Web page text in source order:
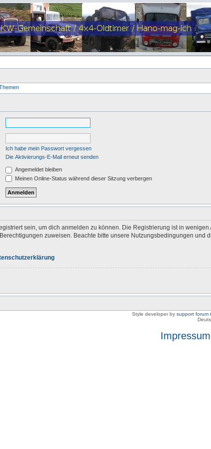
Ich habe mein Passwort vergessen
Die Aktivierungs-E-Mail erneut senden
Angemeldet bleiben
Meinen Online-Status während dieser Sitzung verbergen
sein, um dich anmelden zu können. Die Registrierung ist in
zuweisen. Beachte bitte unsere Nutzungsbedingungen
Style developer by support forum